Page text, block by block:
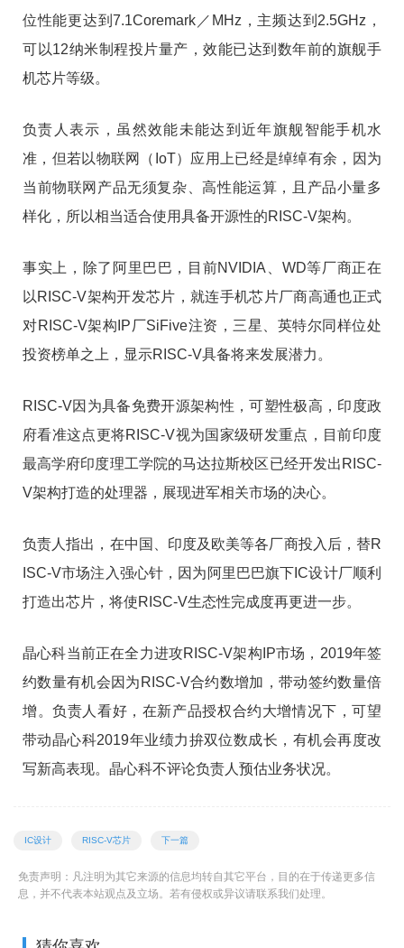
位性能更达到7.1Coremark／MHz，主频达到2.5GHz，
可以12纳米制程投片量产，效能已达到数年前的旗舰手
机芯片等级。
负责人表示，虽然效能未能达到近年旗舰智能手机水
准，但若以物联网（IoT）应用上已经是绰绰有余，因为
当前物联网产品无须复杂、高性能运算，且产品小量多
样化，所以相当适合使用具备开源性的RISC-V架构。
事实上，除了阿里巴巴，目前NVIDIA、WD等厂商正在
以RISC-V架构开发芯片，就连手机芯片厂商高通也正式
对RISC-V架构IP厂SiFive注资，三星、英特尔同样位处
投资榜单之上，显示RISC-V具备将来发展潜力。
RISC-V因为具备免费开源架构性，可塑性极高，印度政
府看准这点更将RISC-V视为国家级研发重点，目前印度
最高学府印度理工学院的马达拉斯校区已经开发出RISC-
V架构打造的处理器，展现进军相关市场的决心。
负责人指出，在中国、印度及欧美等各厂商投入后，替R
ISC-V市场注入强心针，因为阿里巴巴旗下IC设计厂顺利
打造出芯片，将使RISC-V生态性完成度再更进一步。
晶心科当前正在全力进攻RISC-V架构IP市场，2019年签
约数量有机会因为RISC-V合约数增加，带动签约数量倍
增。负责人看好，在新产品授权合约大增情况下，可望
带动晶心科2019年业绩力拚双位数成长，有机会再度改
写新高表现。晶心科不评论负责人预估业务状况。
IC设计 RISC-V芯片 下一篇
免责声明：凡注明为其它来源的信息均转自其它平台，目的在于传递更多信
息，并不代表本站观点及立场。若有侵权或异议请联系我们处理。